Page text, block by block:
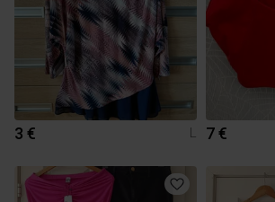
3 € L 7 €